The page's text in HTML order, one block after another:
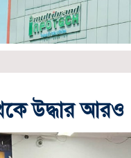
উদ্ধার আরও